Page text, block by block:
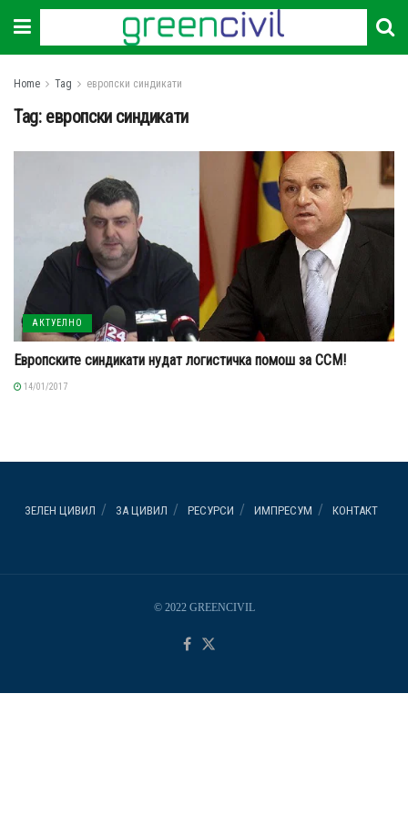
Home Tag европски синдикати
Tag: европски синдикати
АКТУЕЛНО
Европските синдикати нудат логистичка помош за ССМ!
14/01/2017
ЗЕЛЕН ЦИВИЛ ЗА ЦИВИЛ РЕСУРСИ ИМПРЕСУМ КОНТАКТ
© 2022 GREENCIVIL